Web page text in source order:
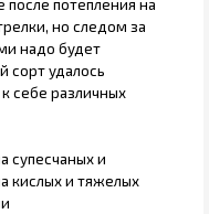
после потепления на
но следом за
надо будет
сорт удалось
себе различных
супесчаных и
кислых и тяжелых